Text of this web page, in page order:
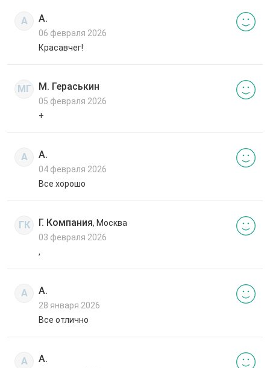
А А.
06 февраля 2026
Красавчег!
МГ М. Гераськин
05 февраля 2026
+
А А.
04 февраля 2026
Все хорошо
ГК Г. Компания, Москва
03 февраля 2026
,
А А.
28 января 2026
Все отлично
А А.